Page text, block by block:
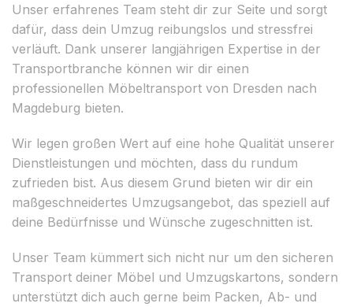
Unser erfahrenes Team steht dir zur Seite und sorgt
dafür, dass dein Umzug reibungslos und stressfrei
verläuft. Dank unserer langjährigen Expertise in der
Transportbranche können wir dir einen
professionellen Möbeltransport von Dresden nach
Magdeburg bieten.
Wir legen großen Wert auf eine hohe Qualität unserer
Dienstleistungen und möchten, dass du rundum
zufrieden bist. Aus diesem Grund bieten wir dir ein
maßgeschneidertes Umzugsangebot, das speziell auf
deine Bedürfnisse und Wünsche zugeschnitten ist.
Unser Team kümmert sich nicht nur um den sicheren
Transport deiner Möbel und Umzugskartons, sondern
unterstützt dich auch gerne beim Packen, Ab- und